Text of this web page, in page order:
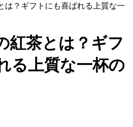
は？ギフトにも喜ばれる上質な一
紅茶とは？ギフ
る上質な一杯の